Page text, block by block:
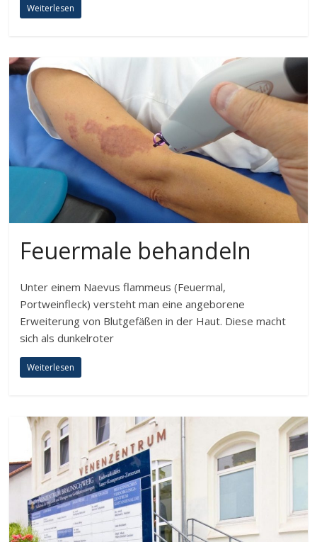
Weiterlesen
Feuermale behandeln
Unter einem Naevus flammeus (Feuermal,
Portweinfleck) versteht man eine angeborene
Erweiterung von Blutgefäßen in der Haut. Diese macht
sich als dunkelroter
Weiterlesen